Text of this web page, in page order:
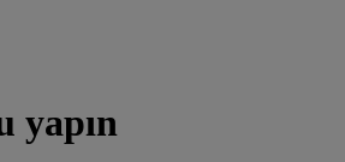
yapın